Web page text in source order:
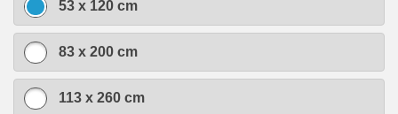
53 x 120 cm
83 x 200 cm
113 x 260 cm